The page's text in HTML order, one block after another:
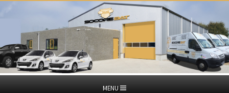
MENU